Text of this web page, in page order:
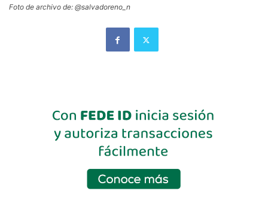
Foto de archivo de: @salvadoreno_n